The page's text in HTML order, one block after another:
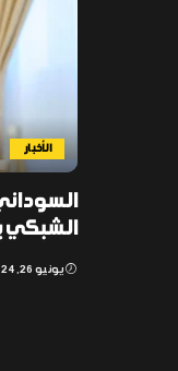
الأخبار
الشبكي
يونيو 26, 2024